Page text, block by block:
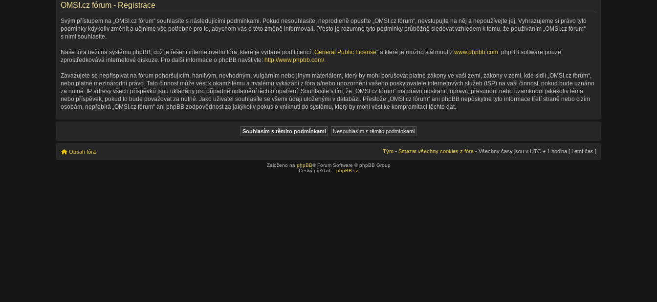
OMSI.cz fórum - Registrace
Svým přístupem na „OMSI.cz fórum“ souhlasíte s následujícími podmínkami. Pokud nesouhlasíte, neprodleně opusťte „OMSI.cz fórum“, nevstupujte na něj a nepoužívejte jej. Vyhrazujeme si právo tyto
podmínky kdykoliv změnit a učiníme vše potřebné pro to, abychom vás o této změně informovali. Přesto je rozumné tyto podmínky průběžně sledovat vzhledem k tomu, že používáním „OMSI.cz fórum“
s nimi souhlasíte.
Naše fóra beží na systému phpBB, což je řešení internetového fóra, které je vydané pod licencí „General Public License“ a které je možno stáhnout zwww.phpbb.com . phpBB software pouze
zprostředkovává internetové diskuze. Pro další informace o phpBB navštivte:http://www.phpbb.com/.
Zavazujete se nepřispívat na fórum pohoršujícím, hanlivým, nevhodným, vulgárním nebo jiným materiálem, který by mohl porušovat platné zákony ve vaší zemi, zákony v zemi, kde sídlí „OMSI.cz fórum“,
nebo platné mezinárodní právo. Tato činnost může vést k okamžitému a trvalému vykázání z fóra a/nebo upozornění vašeho poskytovatele internetových služeb (ISP) na vaši činnost, pokud bude uznáno
za nutné. IP adresy všech příspěvků jsou ukládány pro případné uplatnění těchto opatření. Souhlasíte s tím, že „OMSI.cz fórum“ má právo odstranit, upravit, přesunout nebo uzamknout jakékoliv téma
nebo příspěvek, pokud to bude považovat za nutné. Jako uživatel souhlasíte se všemi údaji uloženými v databázi. Přestože „OMSI.cz fórum“ ani phpBB neposkytne tyto informace třetí straně nebo cizím
osobám, nepřebírá „OMSI.cz fórum“ ani phpBB zodpovědnost za jakýkoliv pokus o vniknutí do systému, který by mohl vést ke kompromitaci těchto dat.
Obsah fóra Tým• Smazat všechny cookies z fóra• Všechny časy jsou v UTC + 1 hodina [ Letní čas ]
Založeno na phpBB® Forum Software © phpBB Group
Český překlad – phpBB.cz